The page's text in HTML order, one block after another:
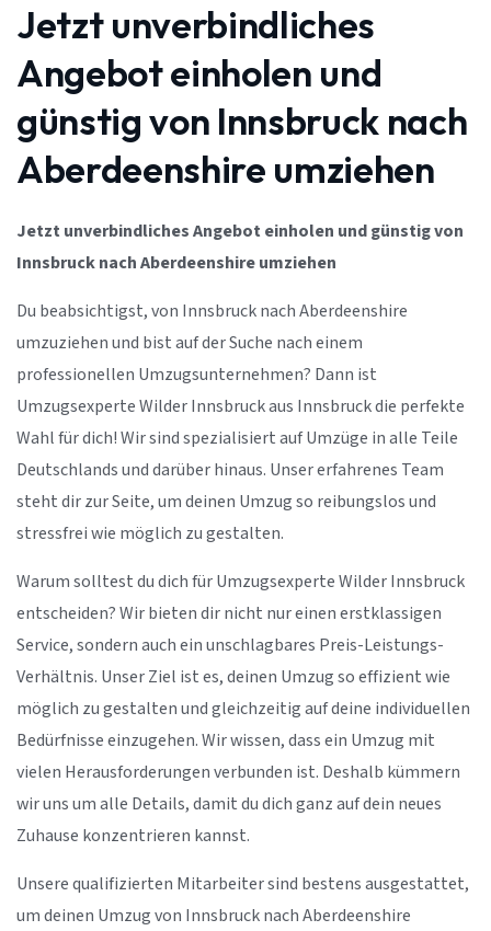
Jetzt unverbindliches
Angebot einholen und
günstig von Innsbruck nach
Aberdeenshire umziehen
Jetzt unverbindliches Angebot einholen und günstig von
Innsbruck nach Aberdeenshire umziehen
Du beabsichtigst, von Innsbruck nach Aberdeenshire
umzuziehen und bist auf der Suche nach einem
professionellen Umzugsunternehmen? Dann ist
Umzugsexperte Wilder Innsbruck aus Innsbruck die perfekte
Wahl für dich! Wir sind spezialisiert auf Umzüge in alle Teile
Deutschlands und darüber hinaus. Unser erfahrenes Team
steht dir zur Seite, um deinen Umzug so reibungslos und
stressfrei wie möglich zu gestalten.
Warum solltest du dich für Umzugsexperte Wilder Innsbruck
entscheiden? Wir bieten dir nicht nur einen erstklassigen
Service, sondern auch ein unschlagbares Preis-Leistungs-
Verhältnis. Unser Ziel ist es, deinen Umzug so effizient wie
möglich zu gestalten und gleichzeitig auf deine individuellen
Bedürfnisse einzugehen. Wir wissen, dass ein Umzug mit
vielen Herausforderungen verbunden ist. Deshalb kümmern
wir uns um alle Details, damit du dich ganz auf dein neues
Zuhause konzentrieren kannst.
Unsere qualifizierten Mitarbeiter sind bestens ausgestattet,
um deinen Umzug von Innsbruck nach Aberdeenshire